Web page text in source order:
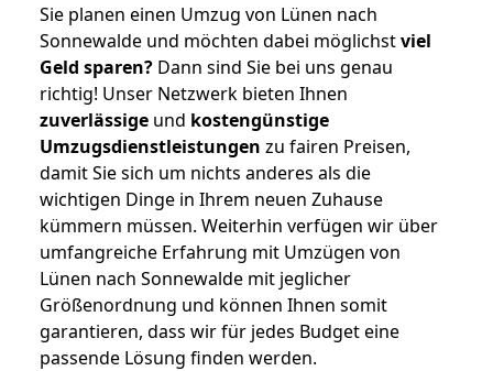
Sie planen einen Umzug von Lünen nach
Sonnewalde und möchten dabei möglichstviel
Geld sparen? Dann sind Sie bei uns genau
richtig! Unser Netzwerk bieten Ihnen
zuverlässige und kostengünstige
Umzugsdienstleistungen zu fairen Preisen,
damit Sie sich um nichts anderes als die
wichtigen Dinge in Ihrem neuen Zuhause
kümmern müssen. Weiterhin verfügen wir über
umfangreiche Erfahrung mit Umzügen von
Lünen nach Sonnewalde mit jeglicher
Größenordnung und können Ihnen somit
garantieren, dass wir für jedes Budget eine
passende Lösung finden werden.